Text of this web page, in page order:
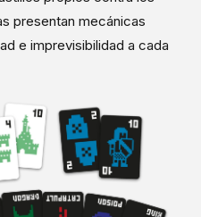
presentan mecánicas
e imprevisibilidad a cada